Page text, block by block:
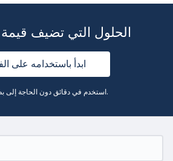
الحلول التي تضيف
ابدأ باستخدامه على
استخدم في دقائق دون الحاجة إلى بطاقة ائتمان.